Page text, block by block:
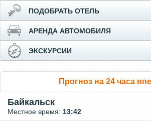
ПОДОБРАТЬ ОТЕЛЬ
АРЕНДА АВТОМОБИЛЯ
ЭКСКУРСИИ
Прогноз на 24 часа
Байкальск
Местное время: 13:42